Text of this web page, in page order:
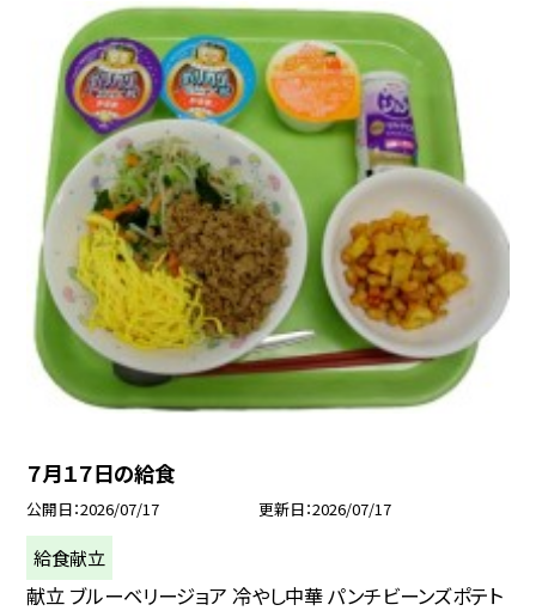
７月１７日の給食
公開日 2026/07/17 更新日 2026/07/17
給食献立
献立 ブルーベリージョア 冷やし中華 パンチビーンズポテト